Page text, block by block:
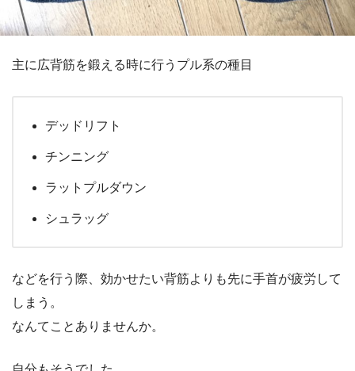
主に広背筋を鍛える時に行うプル系の種目
デッドリフト
チンニング
ラットプルダウン
シュラッグ
などを行う際、効かせたい背筋よりも先に手首が疲労して
しまう。
なんてことありませんか。